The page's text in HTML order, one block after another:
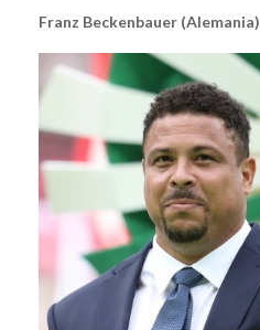
Franz Beckenbauer (Alemania)